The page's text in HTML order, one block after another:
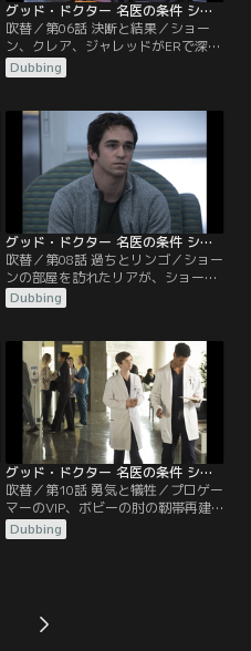
グッド・ドクター 名医の条件 シーズン1 第06話／吹替
吹替／第06話 決断と結果／ショー
ン、クレア、ジャレッドがERで深夜
勤務中、結婚式の送迎バスの横転事
故で、20人以上の負傷者が運び込ま
マルコを担当したショーンは、足を
切断するしかないと判断するが、ク
レアの発案で3Dプリンターを使いチ
タンの大腿骨を作ることに。しか
し、前例がないため、マルコの両親
はリスクを案じて…。
Dubbing
グッド・ドクター 名医の条件 シーズン1 第08話／吹替
吹替／第08話 過ちとリンゴ／ショー
ンの部屋を訪れたリアが、ショーン
のリンゴを食べてしまったため、シ
ョーンはスーパーへリンゴを買いに
てしまった上、強盗の指示通り財布
を出さなかったために逆上した強盗
が発砲。居合わせたカップルの女性
エイヴリーが腹部に被弾してしま
う。聖ボナベントゥラ病院に搬送さ
れたエイヴリーだが…。
Dubbing
グッド・ドクター 名医の条件 シーズン1 第10話／吹替
吹替／第10話 勇気と犠牲／プロゲー
マーのVIP、ボビーの肘の靭帯再建
をジャレッドとショーンが手伝う。
手術は無事終了するが、MRI検査で
らに詳しく調べると脳幹に転移が見
られ、腫瘍を摘出するには脳幹の一
Dubbing